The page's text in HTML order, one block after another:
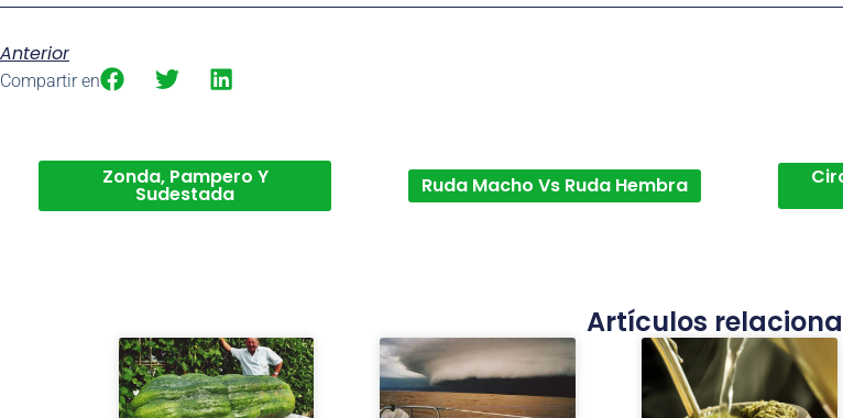
Anterior
Compartir en
Zonda, Pampero Y
Sudestada Ruda Macho Vs Ruda Hembra
Artículos